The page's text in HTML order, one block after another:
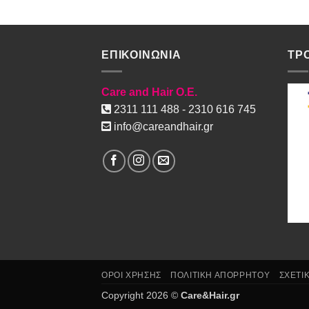
4.89€.
ΕΠΙΚΟΙΝΩΝΙΑ
Care and Hair O.E.
2311 111 488 - 2310 616 745
info@careandhair.gr
ΟΡΟΙ ΧΡΗΣΗΣ ΠΟΛΙΤΙΚΗ ΑΠΟΡΡΗΤΟΥ
Copyright 2026 © Care&Hair.gr